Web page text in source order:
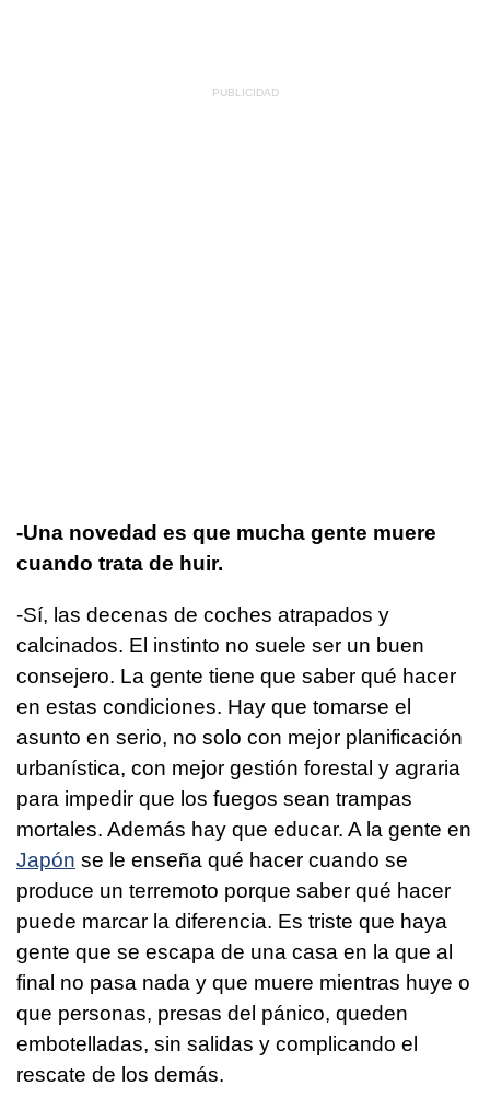
-Una novedad es que mucha gente muere
cuando trata de huir.
-Sí, las decenas de coches atrapados y
calcinados. El instinto no suele ser un buen
consejero. La gente tiene que saber qué hacer
en estas condiciones. Hay que tomarse el
asunto en serio, no solo con mejor planificación
urbanística, con mejor gestión forestal y agraria
para impedir que los fuegos sean trampas
mortales. Además hay que educar. A la gente en
Japón se le enseña qué hacer cuando se
produce un terremoto porque saber qué hacer
puede marcar la diferencia. Es triste que haya
gente que se escapa de una casa en la que al
final no pasa nada y que muere mientras huye o
que personas, presas del pánico, queden
embotelladas, sin salidas y complicando el
rescate de los demás.